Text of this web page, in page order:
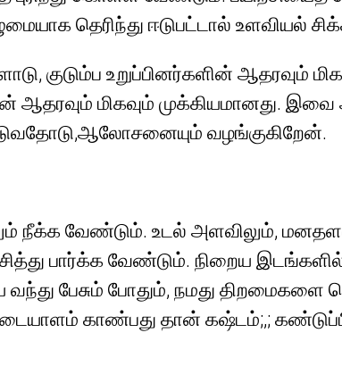
தெரிந்து ஈடுபட்டால் உளவியல்
குடும்ப உறுப்பினர்களின் ஆதரவும்
ஆதரவும் மிகவும் முக்கியமானது.
வழங்குகிறேன்.
நீக்க வேண்டும். உடல் அளவிலும்,
பார்க்க வேண்டும். நிறைய
பேசும் போதும், நமது திறமைகளை
காண்பது தான் கஷ்டம்;,;